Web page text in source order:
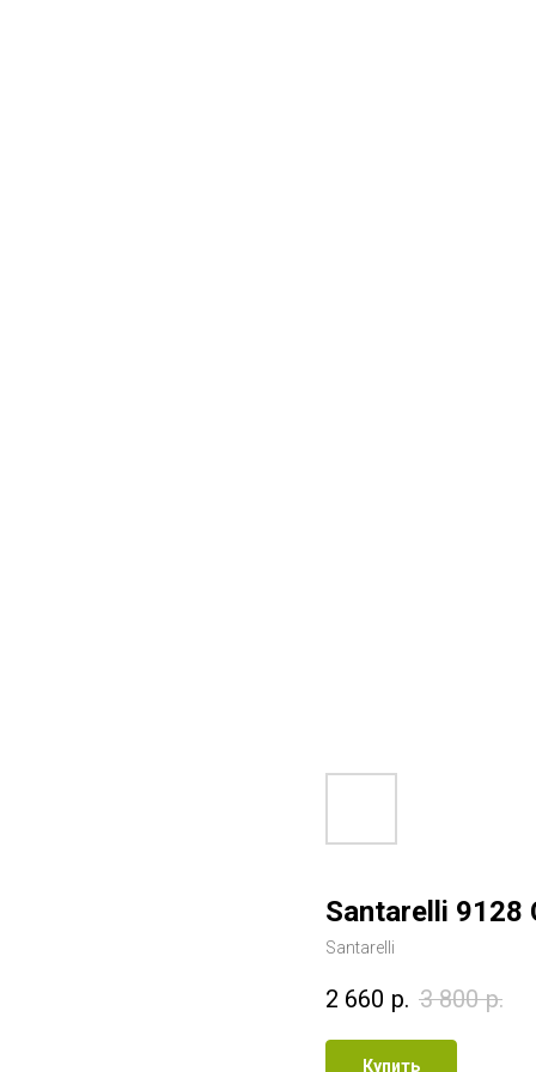
Santarelli 9128
Santarelli
2 660 р. 3 800 р.
Купить